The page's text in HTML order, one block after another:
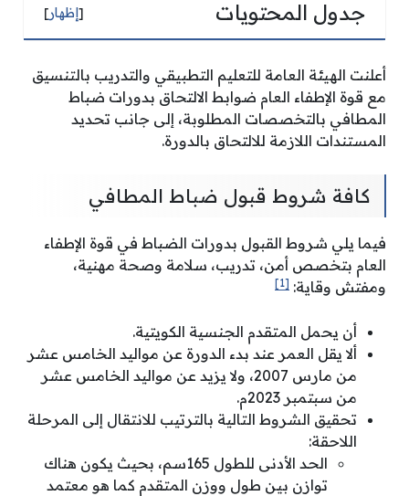
جدول المحتويات [إظهار]
أعلنت الهيئة العامة للتعليم التطبيقي والتدريب بالتنسيق
مع قوة الإطفاء العام ضوابط الالتحاق بدورات ضباط
المطافي بالتخصصات المطلوبة، إلى جانب تحديد
المستندات اللازمة للالتحاق بالدورة.
كافة شروط قبول ضباط المطافي
فيما يلي شروط القبول بدورات الضباط في قوة الإطفاء
العام بتخصص أمن، تدريب، سلامة وصحة مهنية،
ومفتش وقاية: [1]
أن يحمل المتقدم الجنسية الكويتية.
ألا يقل العمر عند بدء الدورة عن مواليد الخامس عشر
من مارس 2007، ولا يزيد عن مواليد الخامس عشر
من سبتمبر 2023م.
تحقيق الشروط التالية بالترتيب للانتقال إلى المرحلة
اللاحقة:
الحد الأدنى للطول 165سم، بحيث يكون هناك
توازن بين طول ووزن المتقدم كما هو معتمد